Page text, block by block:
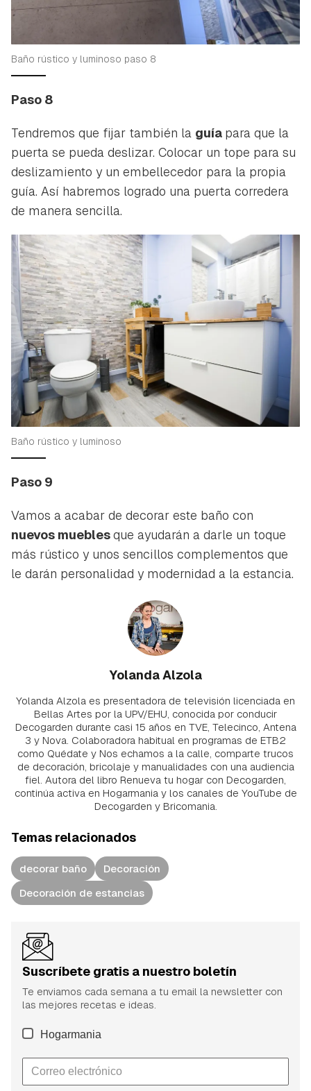
Baño rústico y luminoso paso 8
Paso 8
Tendremos que fijar también la guía para que la
puerta se pueda deslizar. Colocar un tope para su
deslizamiento y un embellecedor para la propia
guía. Así habremos logrado una puerta corredera
de manera sencilla.
Baño rústico y luminoso
Paso 9
Vamos a acabar de decorar este baño con
nuevos mueblesque ayudarán a darle un toque
más rústico y unos sencillos complementos que
le darán personalidad y modernidad a la estancia.
Yolanda Alzola
Yolanda Alzola es presentadora de televisión licenciada en
Bellas Artes por la UPV/EHU, conocida por conducir
Decogarden durante casi 15 años en TVE, Telecinco, Antena
3 y Nova. Colaboradora habitual en programas de ETB2
como Quédate y Nos echamos a la calle, comparte trucos
de decoración, bricolaje y manualidades con una audiencia
fiel. Autora del libro Renueva tu hogar con Decogarden,
continúa activa en Hogarmania y los canales de YouTube de
Decogarden y Bricomania.
Temas relacionados
decorar baño
Decoración
Decoración de estancias
Suscríbete gratis a nuestro boletín
Te enviamos cada semana a tu email la newsletter con
las mejores recetas e ideas.
Hogarmania